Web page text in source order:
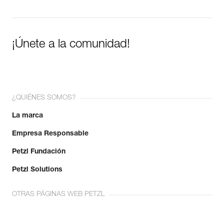
¡Únete a la comunidad!
¿QUIÉNES SOMOS?
La marca
Empresa Responsable
Petzl Fundación
Petzl Solutions
OTRAS PÁGINAS WEB PETZL